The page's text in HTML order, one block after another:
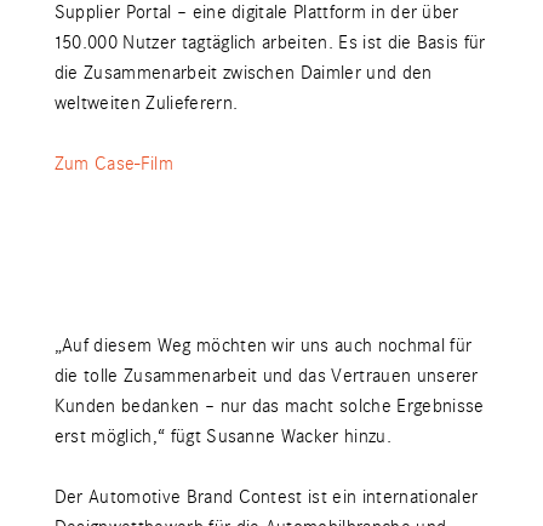
Supplier Portal – eine digitale Plattform in der über
150.000 Nutzer tagtäglich arbeiten. Es ist die Basis für
die Zusammenarbeit zwischen Daimler und den
weltweiten Zulieferern.
Zum Case-Film
„Auf diesem Weg möchten wir uns auch nochmal für
die tolle Zusammenarbeit und das Vertrauen unserer
Kunden bedanken – nur das macht solche Ergebnisse
erst möglich,“ fügt Susanne Wacker hinzu.
Der Automotive Brand Contest ist ein internationaler